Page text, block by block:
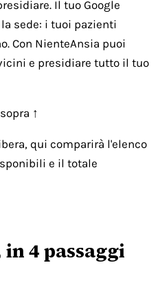
Il tuo Google
sede: i tuoi pazienti
Con NienteAnsia puoi
e presidiare tutto il tuo
↑
qui comparirà l'elenco
e il totale
4 passaggi